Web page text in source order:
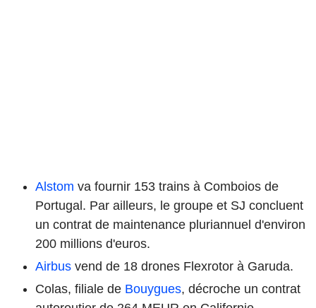
Alstom va fournir 153 trains à Comboios de
Portugal. Par ailleurs, le groupe et SJ concluent
un contrat de maintenance pluriannuel d'environ
200 millions d'euros.
Airbus vend de 18 drones Flexrotor à Garuda.
Colas, filiale de Bouygues, décroche un contrat